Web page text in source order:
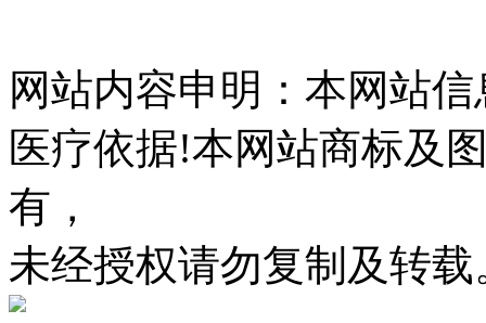
网站内容申明：本网站
医疗依据!本网站商标及
有，
未经授权请勿复制及转